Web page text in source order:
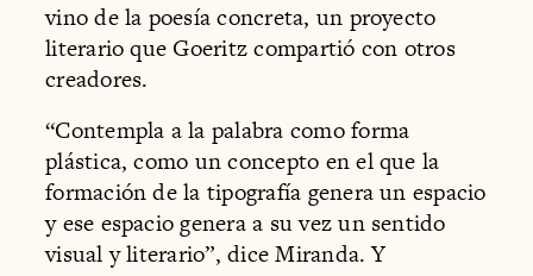
vino de la poesía concreta, un proyecto
literario que Goeritz compartió con otros
creadores.
“Contempla a la palabra como forma
plástica, como un concepto en el que la
formación de la tipografía genera un espacio
y ese espacio genera a su vez un sentido
visual y literario”, dice Miranda. Y